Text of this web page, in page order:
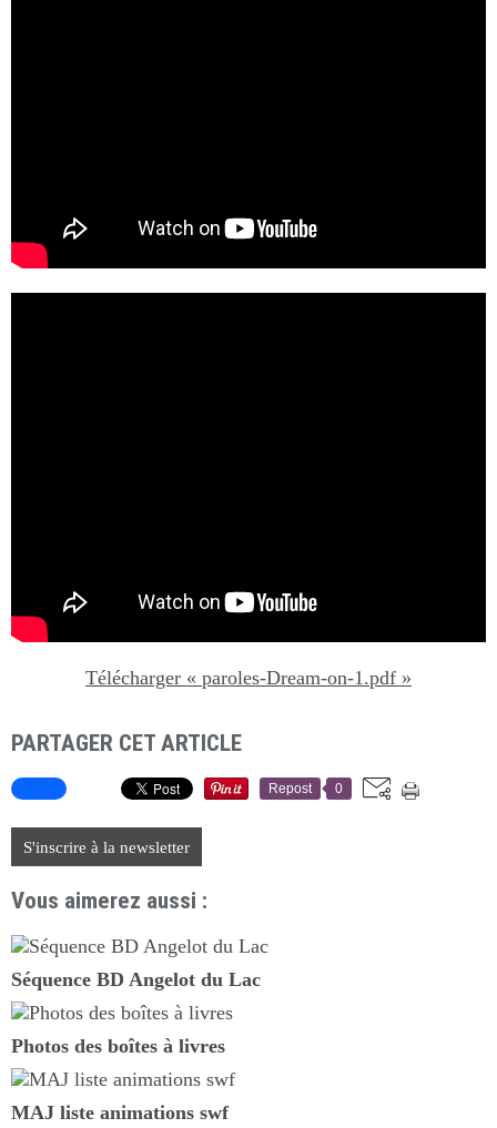
Télécharger « paroles-Dream-on-1.pdf »
PARTAGER CET ARTICLE
Repost 0
S'inscrire à la newsletter
Vous aimerez aussi :
Séquence BD Angelot du Lac
Photos des boîtes à livres
MAJ liste animations swf